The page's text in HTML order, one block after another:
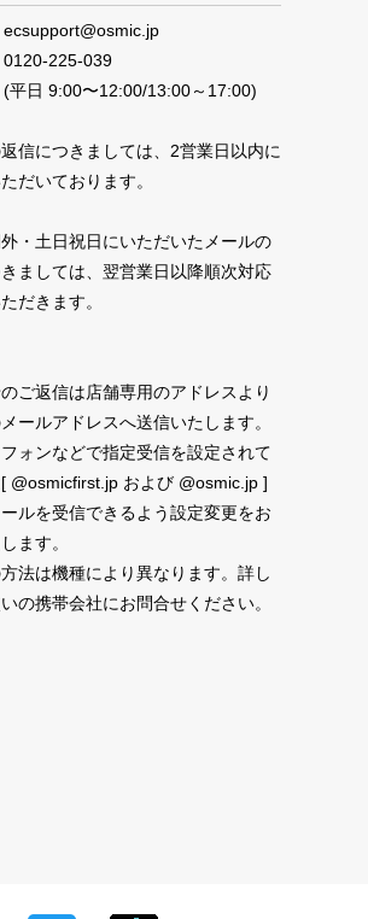
ecsupport@osmic.jp
0120-225-039
(平日 9:00〜12:00/13:00～17:00)
返信につきましては、2営業日以内に
だいております。
・土日祝日にいただいたメールの
ましては、翌営業日以降順次対応
だきます。
ご返信は店舗専用のアドレスより
ールアドレスへ送信いたします。
ォンなどで指定受信を設定されて
@osmicfirst.jp および @osmic.jp ]
ルを受信できるよう設定変更をお
ます。
法は機種により異なります。詳し
の携帯会社にお問合せください。